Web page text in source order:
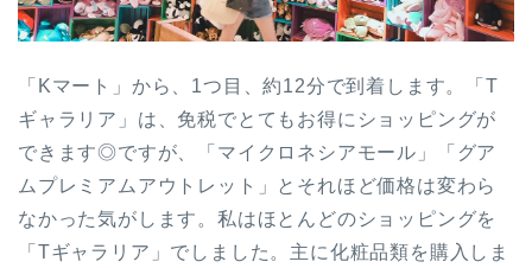
「Kマート」から、1つ目、約12分で到着します。「T
ギャラリア」は、免税でとてもお得にショッピングが
できます◎ですが、「マイクロネシアモール」「グア
ムプレミアムアウトレット」とそれほど価格は変わら
なかった気がします。私はほとんどのショッピングを
「Tギャラリア」でしました。主に化粧品類を購入しま